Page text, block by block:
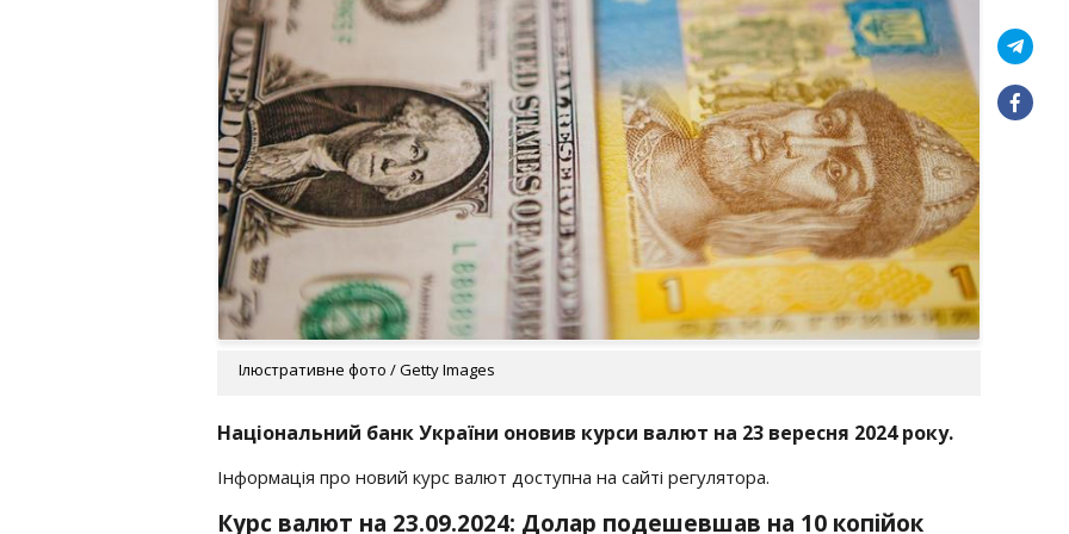
Ілюстративне фото / Getty Images
Національний банк України оновив курси валют на 23 вересня 2024 року.
Інформація про новий курс валют доступна на сайті регулятора.
Курс валют на 23.09.2024: Долар подешевшав на 10 копійок